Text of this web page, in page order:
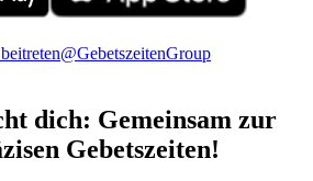
@GebetszeitenGroup
dich: Gemeinsam zur
Gebetszeiten!